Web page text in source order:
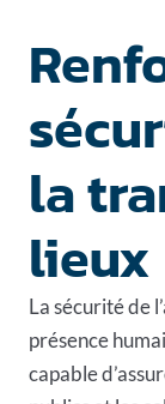
la
lieux
La sécurité de
présence
capable